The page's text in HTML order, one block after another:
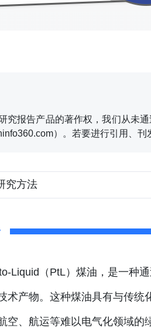
究报告产品的著作权，我们从未
）。若要进行引用、刊
究方法
to-Liquid（PtL）煤油，是一种
术产物。这种煤油具有与传统
空、航运等难以电气化领域